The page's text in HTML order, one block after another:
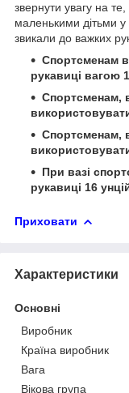
звернути увагу на
маленькими дітьми у
звикали до важких
Спортсменам
рукавиці вагою
Спортсменам,
Спортсменам,
При вазі
рукавиці 16
Приховати
Характеристики
Основні
Виробник
Країна виробник
Вага
Вікова група